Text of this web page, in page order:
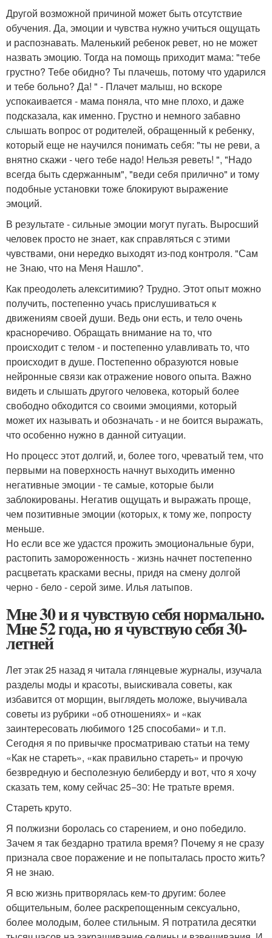
Другой возможной причиной может быть отсутствие
обучения. Да, эмоции и чувства нужно учиться ощущать
и распознавать. Маленький ребенок ревет, но не может
назвать эмоцию. Тогда на помощь приходит мама: "тебе
грустно? Тебе обидно? Ты плачешь, потому что ударился
и тебе больно? Да! " - Плачет малыш, но вскоре
успокаивается - мама поняла, что мне плохо, и даже
подсказала, как именно. Грустно и немного забавно
слышать вопрос от родителей, обращенный к ребенку,
который еще не научился понимать себя: "ты не реви, а
внятно скажи - чего тебе надо! Нельзя реветь! ", "Надо
всегда быть сдержанным", "веди себя прилично" и тому
подобные установки тоже блокируют выражение
эмоций.
В результате - сильные эмоции могут пугать. Выросший
человек просто не знает, как справляться с этими
чувствами, они нередко выходят из-под контроля. "Сам
не Знаю, что на Меня Нашло".
Как преодолеть алекситимию? Трудно. Этот опыт можно
получить, постепенно учась прислушиваться к
движениям своей души. Ведь они есть, и тело очень
красноречиво. Обращать внимание на то, что
происходит с телом - и постепенно улавливать то, что
происходит в душе. Постепенно образуются новые
нейронные связи как отражение нового опыта. Важно
видеть и слышать другого человека, который более
свободно обходится со своими эмоциями, который
может их называть и обозначать - и не боится выражать,
что особенно нужно в данной ситуации.
Но процесс этот долгий, и, более того, чреватый тем, что
первыми на поверхность начнут выходить именно
негативные эмоции - те самые, которые были
заблокированы. Негатив ощущать и выражать проще,
чем позитивные эмоции (которых, к тому же, попросту
меньше.
Но если все же удастся прожить эмоциональные бури,
растопить замороженность - жизнь начнет постепенно
расцветать красками весны, придя на смену долгой
черно - бело - серой зиме. Илья латыпов.
Мне 30 и я чувствую себя нормально.
Мне 52 года, но я чувствую себя 30-
летней
Лет этак 25 назад я читала глянцевые журналы, изучала
разделы моды и красоты, выискивала советы, как
избавится от морщин, выглядеть моложе, выучивала
советы из рубрики «об отношениях» и «как
заинтересовать любимого 125 способами» и т.п.
Сегодня я по привычке просматриваю статьи на тему
«Как не стареть», «как правильно стареть» и прочую
безвредную и бесполезную белиберду и вот, что я хочу
сказать тем, кому сейчас 25−30: Не тратьте время.
Стареть круто.
Я полжизни боролась со старением, и оно победило.
Зачем я так бездарно тратила время? Почему я не сразу
признала свое поражение и не попыталась просто жить?
Я не знаю.
Я всю жизнь притворялась кем-то другим: более
общительным, более раскрепощенным сексуально,
более молодым, более стильным. Я потратила десятки